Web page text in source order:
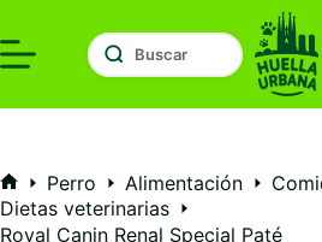
al
contenido
Inicio
Perro Alimentación
Dietas veterinarias
Royal Canin Renal Special Paté